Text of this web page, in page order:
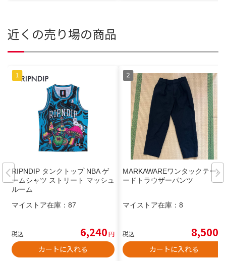
近くの売り場の商品
RIPNDIP タンクトップ NBA ゲ
ームシャツ ストリート マッシュ
ルーム
マイストア在庫： 87
税込 6,240円
カートに入れる
MARKAWAREワンタックテーパ
ードトラウザーパンツ
マイストア在庫： 8
税込 8,500
カートに入れる